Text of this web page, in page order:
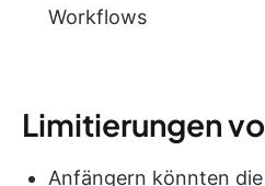
Workflows
Limitierungen
Anfängern könnten